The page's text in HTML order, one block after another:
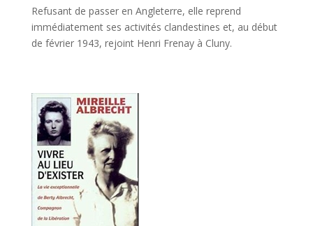
Refusant de passer en Angleterre, elle reprend
immédiatement ses activités clandestines et, au début
de février 1943, rejoint Henri Frenay à Cluny.